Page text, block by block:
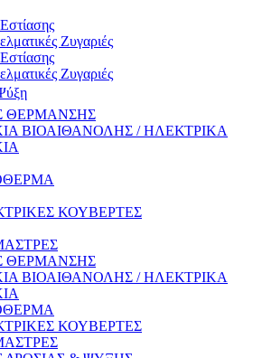
Ζυγαριές
Ζυγαριές
ΘΕΡΜΑΝΣΗΣ
ΒΙΟΑΙΘΑΝΟΛΗΣ / ΗΛΕΚΤΡΙΚΑ
ΚΟΥΒΕΡΤΕΣ
ΘΕΡΜΑΝΣΗΣ
ΒΙΟΑΙΘΑΝΟΛΗΣ / ΗΛΕΚΤΡΙΚΑ
ΚΟΥΒΕΡΤΕΣ